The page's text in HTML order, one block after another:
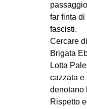
far finta
fascisti.
Cercare
Brigata
Lotta
cazzata e
denotano
Rispetto